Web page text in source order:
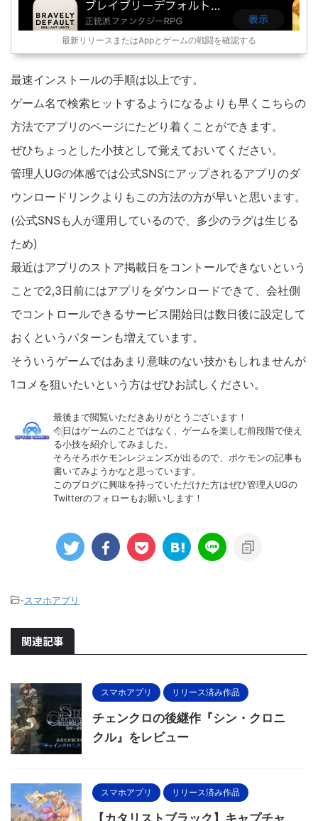
最新リリースまたはAppとゲームの戦闘を確認する
最速インストールの手順は以上です。
ゲーム名で検索ヒットするようになるよりも早くこちらの
方法でアプリのページにたどり着くことができます。
ぜひちょっとした小技として覚えておいてください。
管理人UGの体感では公式SNSにアップされるアプリのダ
ウンロードリンクよりもこの方法の方が早いと思います。
(公式SNSも人が運用しているので、多少のラグは生じる
ため)
最近はアプリのストア掲載日をコントールできないという
ことで2,3日前にはアプリをダウンロードできて、会社側
でコントロールできるサービス開始日は数日後に設定して
おくというパターンも増えています。
そういうゲームではあまり意味のない技かもしれませんが
1コメを狙いたいという方はぜひお試しください。
最後まで閲覧いただきありがとうございます！
今日はゲームのことではなく、ゲームを楽しむ前段階で使え
る小技を紹介してみました。
そろそろポケモンレジェンズが出るので、ポケモンの記事も
書いてみようかなと思っています。
このブログに興味を持っていただけた方はぜひ管理人UGの
Twitterのフォローもお願いします！
-スマホアプリ
関連記事
スマホアプリ リリース済み作品
チェンクロの後継作『シン・クロニ
クル』をレビュー
スマホアプリ リリース済み作品
【カタリストブラック】キャプチャ